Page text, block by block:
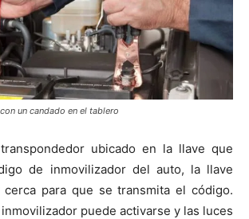
un candado en el tablero
ubicado en la llave que
de inmovilizador del auto, la llave
para que se transmita el código.
puede activarse y las luces